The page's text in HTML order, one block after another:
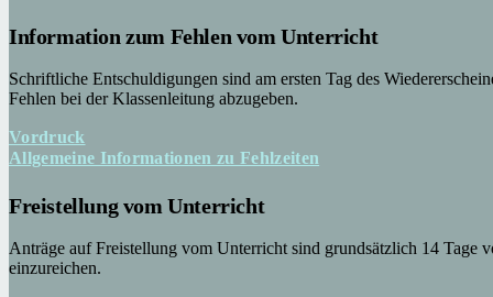
Information zum Fehlen vom Unterricht
Schriftliche Entschuldigungen sind am ersten Tag des
Fehlen bei der Klassenleitung abzugeben.
Vordruck
Allgemeine Informationen zu Fehlzeiten
Freistellung vom Unterricht
Anträge auf Freistellung vom Unterricht sind grundsätzlich 14 Tage
einzureichen.
Siemens-Schule
Gransee
Trägerschaft des
Landkreises
Neueste